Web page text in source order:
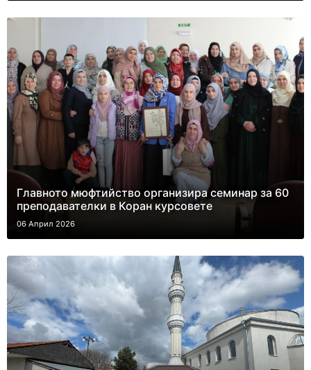
Главното мюфтийство организира семинар за 60
преподавателки в Коран курсовете
06 Април 2026